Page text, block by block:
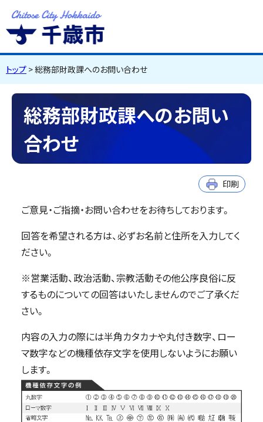
千歳市Chitose City
Hokkaido
トップ > 総務部財政課へのお問い合わせ
総務部財政課へのお問い
合わせ
印刷
ご意見・ご指摘・お問い合わせをお待ちしております。
回答を希望される方は、必ずお名前と住所を入力してく
ださい。
※営業活動、政治活動、宗教活動その他公序良俗に反
するものについての回答はいたしませんのでご了承くだ
さい。
内容の入力の際には半角カタカナや丸付き数字、ロー
マ数字などの機種依存文字を使用しないようにお願い
します。